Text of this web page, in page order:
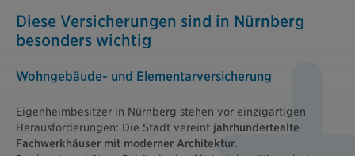
Diese Versicherungen sind in Nürnberg
besonders wichtig
Wohngebäude- und Elementarversicherung
Eigenheimbesitzer in Nürnberg stehen vor einzigartigen
Herausforderungen: Die Stadt vereint jahrhundertealte
Fachwerkhäuser mit moderner Architektur.